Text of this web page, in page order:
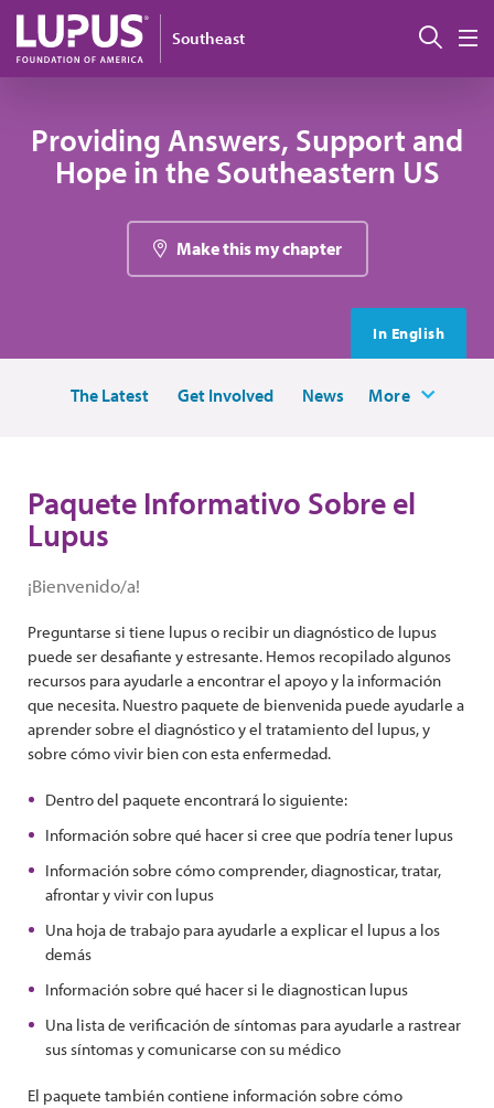
Pasar al contenido principal
Southeast
Providing Answers, Support and
Hope in the Southeastern US
Make this my chapter
In English
The Latest Get Involved News More
Paquete Informativo Sobre el
Lupus
¡Bienvenido/a!
Preguntarse si tiene lupus o recibir un diagnóstico de lupus
puede ser desafiante y estresante. Hemos recopilado algunos
recursos para ayudarle a encontrar el apoyo y la información
que necesita. Nuestro paquete de bienvenida puede ayudarle a
aprender sobre el diagnóstico y el tratamiento del lupus, y
sobre cómo vivir bien con esta enfermedad.
Dentro del paquete encontrará lo siguiente:
Información sobre qué hacer si cree que podría tener lupus
Información sobre cómo comprender, diagnosticar, tratar,
afrontar y vivir con lupus
Una hoja de trabajo para ayudarle a explicar el lupus a los
demás
Información sobre qué hacer si le diagnostican lupus
Una lista de verificación de síntomas para ayudarle a rastrear
sus síntomas y comunicarse con su médico
El paquete también contiene información sobre cómo